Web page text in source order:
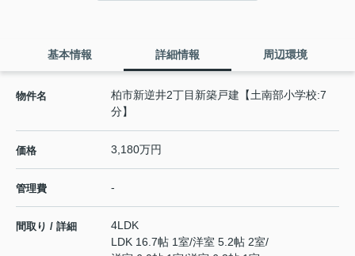
基本情報 詳細情報 周辺環境
物件名
柏市新逆井2丁目新築戸建【土南部小学校:7
分】
価格 3,180万円
管理費 -
間取り / 詳細
4LDK
LDK 16.7帖 1室/洋室 5.2帖 2室/